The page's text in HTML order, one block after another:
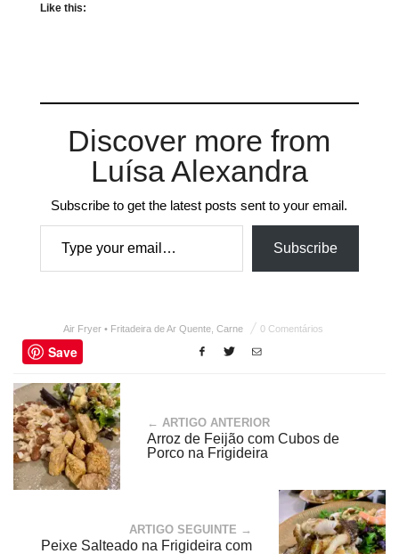
Like this:
Discover more from
Luísa Alexandra
Subscribe to get the latest posts sent to your email.
Type your email…
Subscribe
Air Fryer • Fritadeira de Ar Quente ,Carne 0 Comentários
Save
← ARTIGO ANTERIOR
Arroz de Feijão com Cubos de
Porco na Frigideira
ARTIGO SEGUINTE →
Peixe Salteado na Frigideira com